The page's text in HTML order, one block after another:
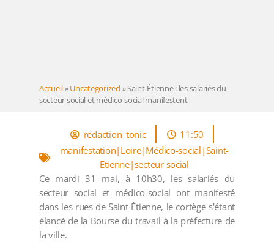
Accueil»Uncategorized »Saint-Étienne : les salariés du
secteur social et médico-social manifestent
redaction_tonic
11:50
manifestation|Loire|Médico-social|Saint-
Etienne|secteur social
Ce mardi 31 mai, à 10h30, les salariés du
secteur social et médico-social ont manifesté
dans les rues de Saint-Étienne, le cortège s'étant
élancé de la Bourse du travail à la préfecture de
la ville.